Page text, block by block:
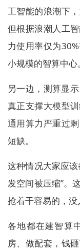
工智能的浪潮下
但根据浪潮人工
力使用率仅为
小规模的智算中心。
另一边，测算显
真正支撑大模型
通用算力严重过
短缺。
这种情况大家应
发空间被压缩”。
抢着干容易的，没
各地都在建智算
房、做配套，钱